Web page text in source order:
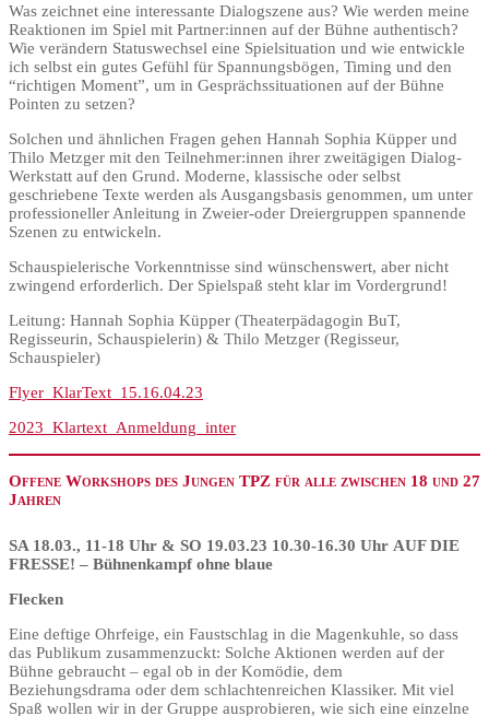
Was zeichnet eine interessante Dialogszene aus? Wie werden meine
Reaktionen im Spiel mit Partner:innen auf der Bühne authentisch?
Wie verändern Statuswechsel eine Spielsituation und wie entwickle
ich selbst ein gutes Gefühl für Spannungsbögen, Timing und den
“richtigen Moment”, um in Gesprächssituationen auf der Bühne
Pointen zu setzen?
Solchen und ähnlichen Fragen gehen Hannah Sophia Küpper und
Thilo Metzger mit den Teilnehmer:innen ihrer zweitägigen Dialog-
Werkstatt auf den Grund. Moderne, klassische oder selbst
geschriebene Texte werden als Ausgangsbasis genommen, um unter
professioneller Anleitung in Zweier-oder Dreiergruppen spannende
Szenen zu entwickeln.
Schauspielerische Vorkenntnisse sind wünschenswert, aber nicht
zwingend erforderlich. Der Spielspaß steht klar im Vordergrund!
Leitung: Hannah Sophia Küpper (Theaterpädagogin BuT,
Regisseurin, Schauspielerin) & Thilo Metzger (Regisseur,
Schauspieler)
Flyer_KlarText_15.16.04.23
2023_Klartext_Anmeldung_inter
Offene Workshops des Jungen TPZ für alle zwischen 18 und 27
Jahren
SA 18.03., 11-18 Uhr & SO 19.03.23 10.30-16.30 Uhr AUF DIE
FRESSE! – Bühnenkampf ohne blaue
Flecken
Eine deftige Ohrfeige, ein Faustschlag in die Magenkuhle, so dass
das Publikum zusammenzuckt: Solche Aktionen werden auf der
Bühne gebraucht – egal ob in der Komödie, dem
Beziehungsdrama oder dem schlachtenreichen Klassiker. Mit viel
Spaß wollen wir in der Gruppe ausprobieren, wie sich eine einzelne